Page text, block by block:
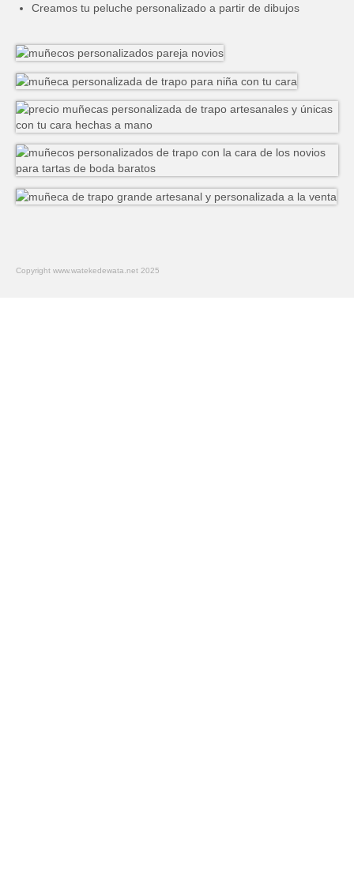
Creamos tu peluche personalizado a partir de dibujos
Copyright www.watekedewata.net 2025